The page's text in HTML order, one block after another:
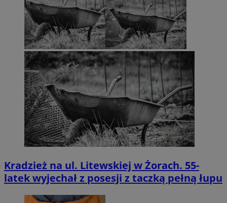
Kradzież na ul. Litewskiej w Żorach. 55-
latek wyjechał z posesji z taczką pełną łupu